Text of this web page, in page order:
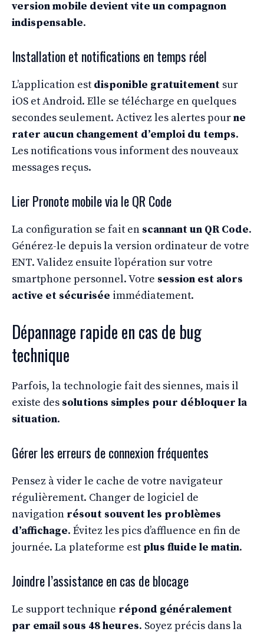
version mobile devient vite un compagnon
indispensable.
Installation et notifications en temps réel
L’application est disponible gratuitement sur
iOS et Android. Elle se télécharge en quelques
secondes seulement. Activez les alertes pourne
rater aucun changement d’emploi du temps.
Les notifications vous informent des nouveaux
messages reçus.
Lier Pronote mobile via le QR Code
La configuration se fait en scannant un QR Code.
Générez-le depuis la version ordinateur de votre
ENT. Validez ensuite l’opération sur votre
smartphone personnel. Votre session est alors
active et sécurisée immédiatement.
Dépannage rapide en cas de bug
technique
Parfois, la technologie fait des siennes, mais il
existe des solutions simples pour débloquer la
situation.
Gérer les erreurs de connexion fréquentes
Pensez à vider le cache de votre navigateur
régulièrement. Changer de logiciel de
navigation résout souvent les problèmes
d’affichage. Évitez les pics d’affluence en fin de
journée. La plateforme est plus fluide le matin.
Joindre l’assistance en cas de blocage
Le support technique répond généralement
par email sous 48 heures. Soyez précis dans la